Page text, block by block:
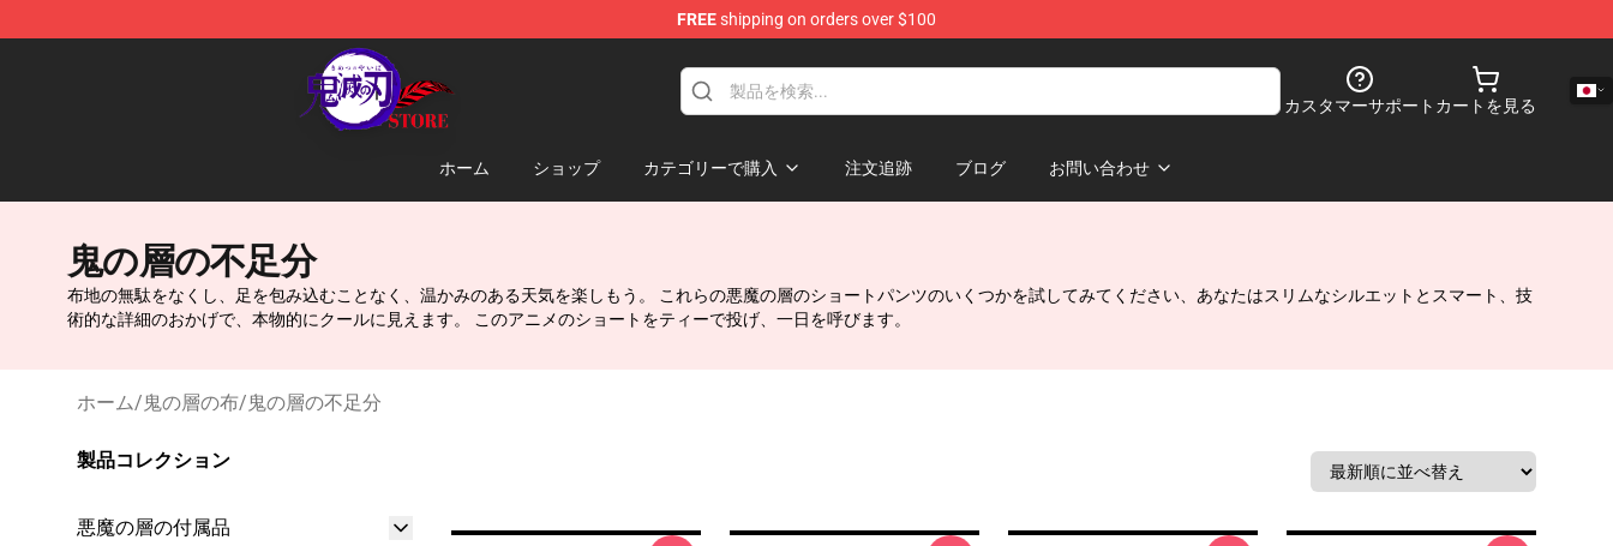
FREEshipping on orders over $100
Kimetsu no Yaiba Store - Official Kimetsu no Yaiba Merchandise Shop
カスタマーサポート カートを見る
ホーム ショップ カテゴリーで購入 注文追跡 ブログ お問い合わせ
鬼の層の不足分
布地の無駄をなくし、足を包み込むことなく、温かみのある天気を楽しもう。 これらの悪魔の層のショートパンツのいくつかを試してみてください、あなたはスリムなシルエットとスマート、技
術的な詳細のおかげで、本物的にクールに見えます。 このアニメのショートをティーで投げ、一日を呼びます。
ホーム/鬼の層の布/鬼の層の不足分
製品コレクション
悪魔の層の付属品